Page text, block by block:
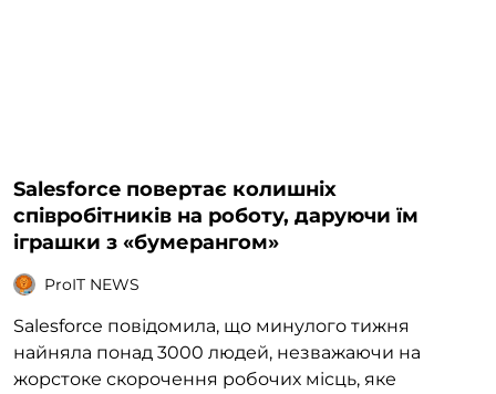
Salesforce повертає колишніх
співробітників на роботу, даруючи їм
іграшки з «бумерангом»
ProIT NEWS
Salesforce повідомила, що минулого тижня
найняла понад 3000 людей, незважаючи на
жорстоке скорочення робочих місць, яке